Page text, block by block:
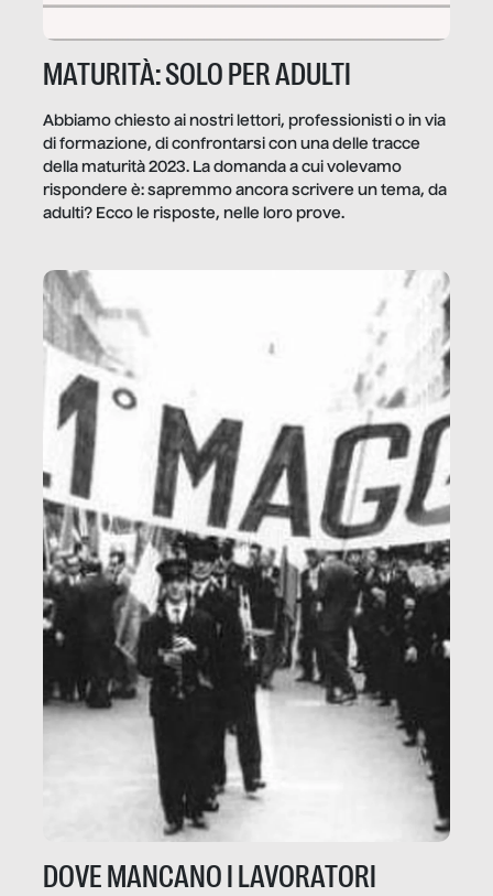
MATURITÀ: SOLO PER ADULTI
Abbiamo chiesto ai nostri lettori, professionisti o in via
di formazione, di confrontarsi con una delle tracce
della maturità 2023. La domanda a cui volevamo
rispondere è: sapremmo ancora scrivere un tema, da
adulti? Ecco le risposte, nelle loro prove.
DOVE MANCANO I LAVORATORI